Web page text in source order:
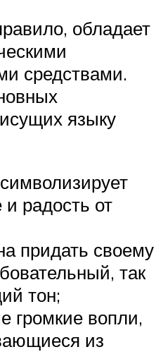
обладает
средствами.
языку
радость от
придать своему
так
тон;
громкие вопли,
из